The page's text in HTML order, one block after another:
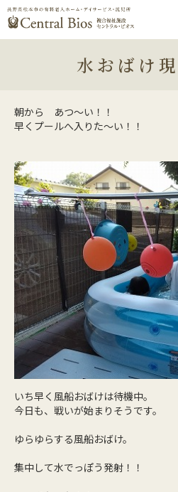
水おばけ
朝から あつ～い！！
早くプールへ入りた～い！！
いち早く風船おばけは待機中。
今日も、戦いが始まりそうです。
ゆらゆらする風船おばけ。
集中して水でっぽう発射！！